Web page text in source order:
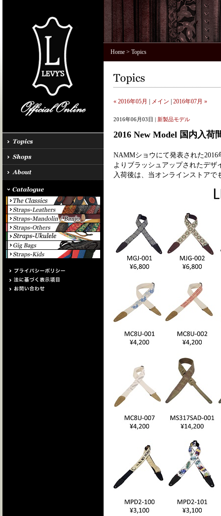
Home > Topics
« 2016年05月 メイン 2016年07月 »
2016年06月03日 | 新製品モデル
2016 New Model 国内入荷
NAMMショウにて発表された
よりブラッシュアップされたデザ
入荷後は、当オンラインストア